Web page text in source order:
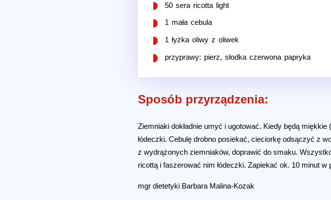
50 sera ricotta light
1 mała cebula
1 łyżka oliwy z oliwek
przyprawy: pierz, słodka czerwona papryka
Sposób przyrządzenia:
Ziemniaki dokładnie umyć i ugotować. Kiedy będą
łódeczki. Cebulę drobno posiekać, cieciorkę odsączyć z
z wydrążonych ziemniaków, doprawić do smaku.
ricottą i faszerować nim łódeczki. Zapiekać ok. 10 minut w
mgr dietetyki Barbara Malina-Kozak